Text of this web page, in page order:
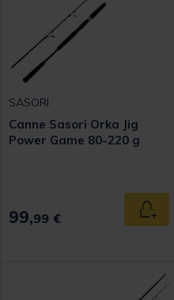
SASORI
Canne Sasori Orka Jig
Power Game 80-220 g
99,99 €